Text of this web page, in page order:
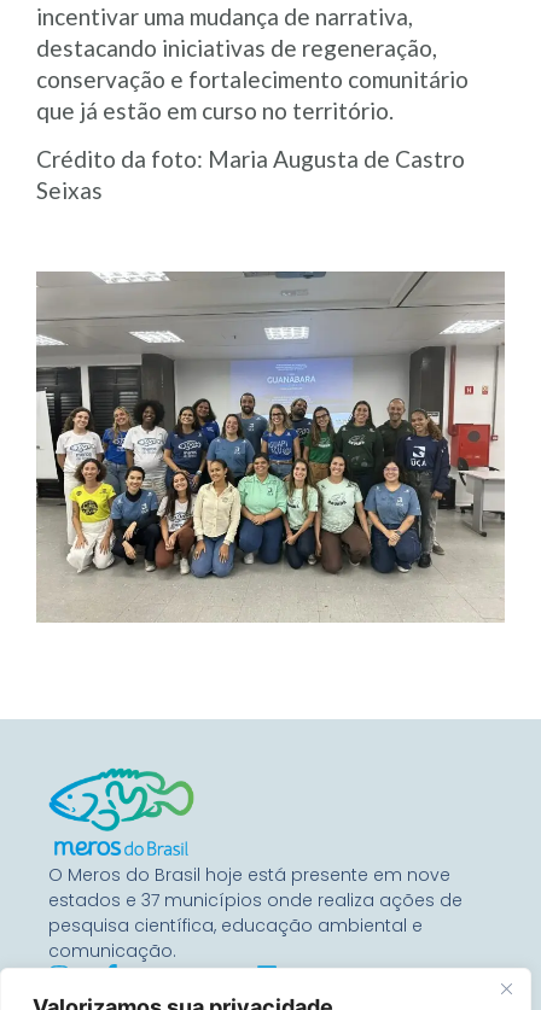
incentivar uma mudança de narrativa,
destacando iniciativas de regeneração,
conservação e fortalecimento comunitário
que já estão em curso no território.
Crédito da foto: Maria Augusta de Castro
Seixas
O Meros do Brasil hoje está presente em nove
estados e 37 municípios onde realiza ações de
pesquisa científica, educação ambiental e
comunicação.